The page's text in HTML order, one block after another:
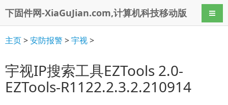
下固件网-XiaGuJian.com,计算机科技移动版 导航
主页>安防报警>宇视>
宇视IP搜索工具EZTools 2.0-
EZTools-R1122.2.3.2.210914